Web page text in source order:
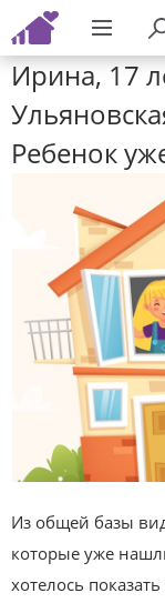
Ирина, 17
Ребенок
Из общей базы
которые уже
хотелось